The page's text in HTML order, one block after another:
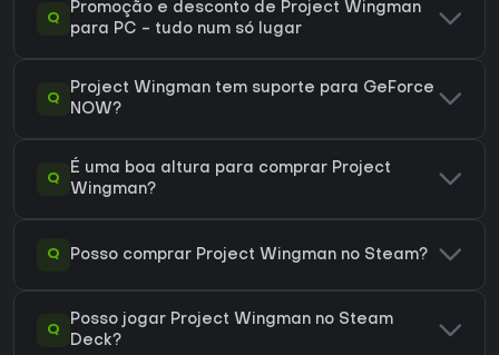
Q
Promoção e desconto de Project Wingman
para PC - tudo num só lugar
Q
Project Wingman tem suporte para GeForce
NOW?
Q
É uma boa altura para comprar Project
Wingman?
Q Posso comprar Project Wingman no Steam?
Q
Posso jogar Project Wingman no Steam
Deck?